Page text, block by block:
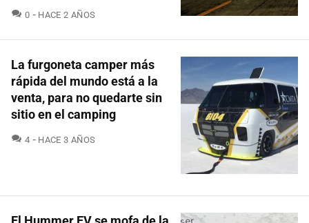
0 COMENTARIOS
HACE 2 AÑOS
La furgoneta camper más
rápida del mundo está a la
venta, para no quedarte sin
sitio en el camping
4 COMENTARIOS
HACE 3 AÑOS